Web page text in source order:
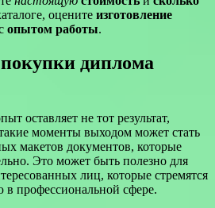
оцените изготовление
опытом работы.
диплома
оставляет не тот результат,
моменты выходом может стать
макетов документов, которые
Это может быть полезно для
лиц, которые стремятся
профессиональной сфере.